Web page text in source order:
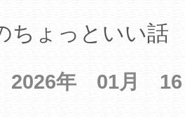
ちょっといい話
2026年 01月